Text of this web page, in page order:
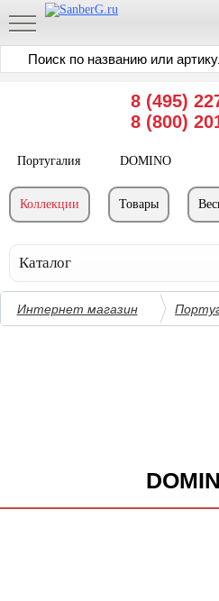
8 (495)
8 (800)
Португалия DOMINO
Коллекции Товары
Каталог
Интернет магазин